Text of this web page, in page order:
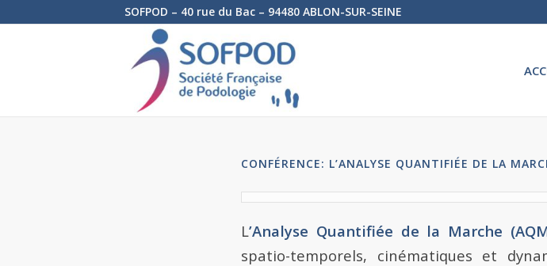
SOFPOD – 40 rue du Bac – 94480 ABLON-SUR-SEINE
CONFÉRENCE: L’ANALYSE QUANTIFIÉE DE LA
L’Analyse Quantifiée de la Marche
spatio-temporels, cinématiques et